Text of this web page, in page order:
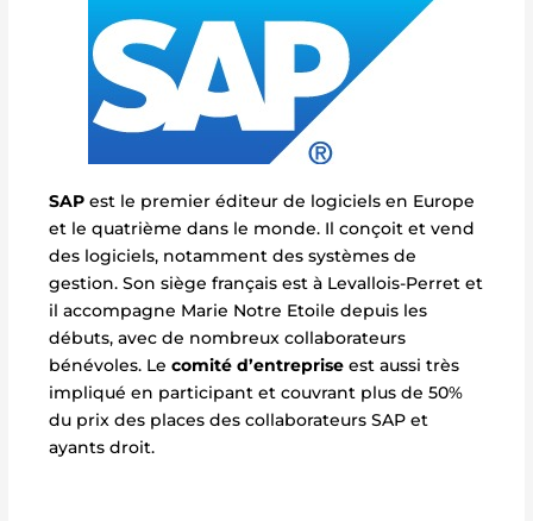
SAP est le premier éditeur de logiciels en Europe
et le quatrième dans le monde. Il conçoit et vend
des logiciels, notamment des systèmes de
gestion. Son siège français est à Levallois-Perret et
il accompagne Marie Notre Etoile depuis les
débuts, avec de nombreux collaborateurs
bénévoles. Lecomité d’entreprise est aussi très
impliqué en participant et couvrant plus de 50%
du prix des places des collaborateurs SAP et
ayants droit.